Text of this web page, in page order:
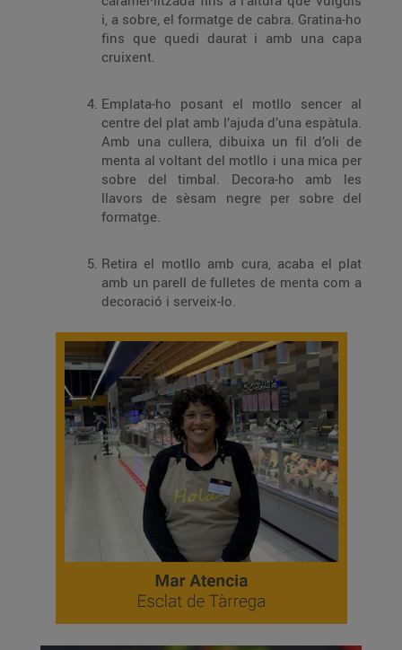
i, a sobre, el formatge de cabra. Gratina-ho
fins que quedi daurat i amb una capa
cruixent.
Emplata-ho posant el motllo sencer al
centre del plat amb l’ajuda d’una espàtula.
Amb una cullera, dibuixa un fil d’oli de
menta al voltant del motllo i una mica per
sobre del timbal. Decora-ho amb les
llavors de sèsam negre per sobre del
formatge.
Retira el motllo amb cura, acaba el plat
amb un parell de fulletes de menta com a
decoració i serveix-lo.